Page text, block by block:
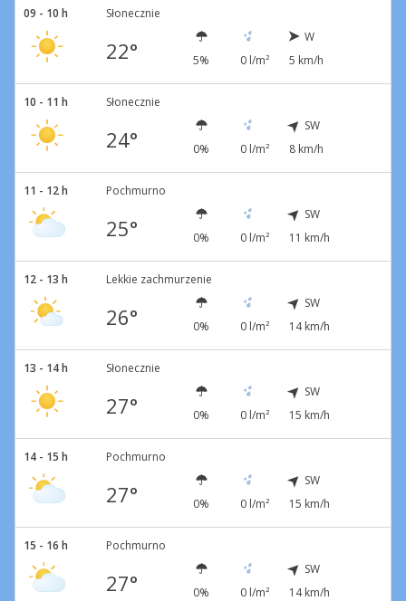
09 - 10 h Słonecznie
22° 5% 0 l/m²
W
5 km/h
10 - 11 h Słonecznie
24° 0% 0 l/m²
SW
8 km/h
11 - 12 h Pochmurno
25° 0% 0 l/m²
SW
11 km/h
12 - 13 h Lekkie zachmurzenie
26° 0% 0 l/m²
SW
14 km/h
13 - 14 h Słonecznie
27° 0% 0 l/m²
SW
15 km/h
14 - 15 h Pochmurno
27° 0% 0 l/m²
SW
15 km/h
15 - 16 h Pochmurno
27° 0% 0 l/m²
SW
14 km/h